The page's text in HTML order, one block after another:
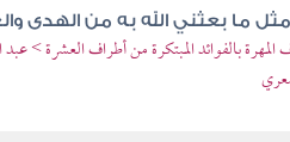
ما بعثني الله به من الهدى
المهرة بالفوائد المبتكرة من أطراف العشرة >